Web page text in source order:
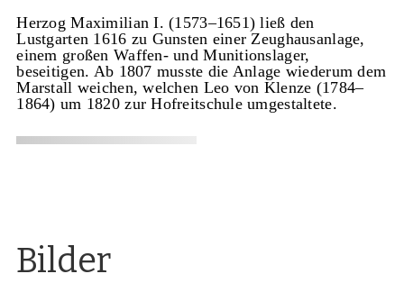
Herzog Maximilian I. (1573–1651) ließ den
Lustgarten 1616 zu Gunsten einer Zeughausanlage,
einem großen Waffen- und Munitionslager,
beseitigen. Ab 1807 musste die Anlage wiederum dem
Marstall weichen, welchen Leo von Klenze (1784–
1864) um 1820 zur Hofreitschule umgestaltete.
Bilder